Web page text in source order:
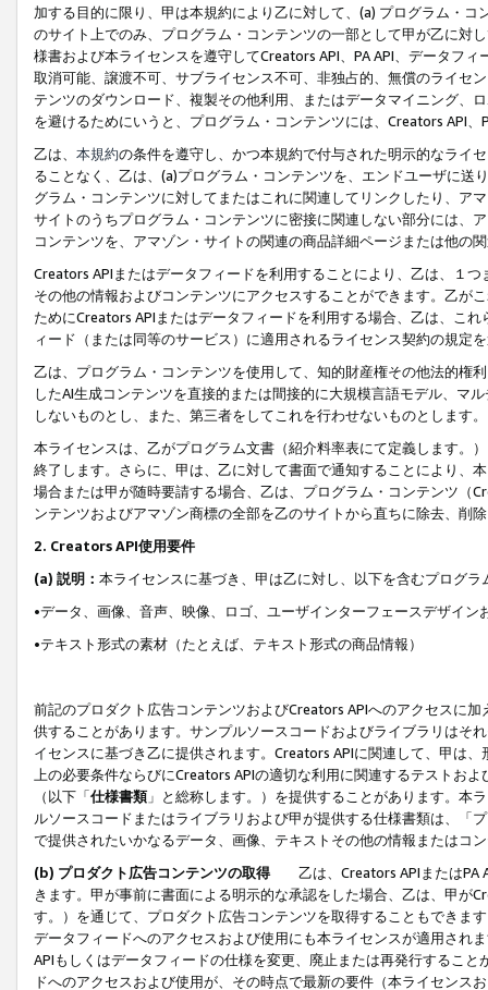
加する目的に限り、甲は本規約により乙に対して、(a) プログラム・
のサイト上でのみ、プログラム・コンテンツの一部として甲が乙に対
様書および本ライセンスを遵守してCreators API、PA API、データフ
取消可能、譲渡不可、サブライセンス不可、非独占的、無償のライセ
テンツのダウンロード、複製その他利用、またはデータマイニング、
を避けるためにいうと、プログラム・コンテンツには、Creators API
乙は、 本規約の条件を遵守し、かつ本規約で付与された明示的なライ
ることなく、乙は、(a)プログラム・コンテンツを、エンドユーザに
グラム・コンテンツに対してまたはこれに関連してリンクしたり、ア
サイトのうちプログラム・コンテンツに密接に関連しない部分には、
コンテンツを、アマゾン・サイトの関連の商品詳細ページまたは他の
Creators APIまたはデータフィードを利用することにより、乙は、１
その他の情報およびコンテンツにアクセスすることができます。乙が
ためにCreators APIまたはデータフィードを利用する場合、乙は、こ
ィード（または同等のサービス）に適用されるライセンス契約の規定
乙は、プログラム・コンテンツを使用して、知的財産権その他法的権
したAI生成コンテンツを直接的または間接的に大規模言語モデル、マ
しないものとし、また、第三者をしてこれを行わせないものとします。
本ライセンスは、乙がプログラム文書（紹介料率表にて定義します。
終了します。さらに、甲は、乙に対して書面で通知することにより、
場合または甲が随時要請する場合、乙は、プログラム・コンテンツ（
ンテンツおよびアマゾン商標の全部を乙のサイトから直ちに除去、削
2. Creators API使用要件
(a) 説明： 本ライセンスに基づき、甲は乙に対し、以下を含むプログ
•データ、画像、音声、映像、ロゴ、ユーザインターフェースデザイ
•テキスト形式の素材（たとえば、テキスト形式の商品情報）
前記のプロダクト広告コンテンツおよびCreators APIへのアクセスに
供することがあります。サンプルソースコードおよびライブラリはそ
イセンスに基づき乙に提供されます。Creators APIに関連して、甲は
上の必要条件ならびにCreators APIの適切な利用に関連するテストお
（以下「仕様書類」と総称します。）を提供することがあります。本
ルソースコードまたはライブラリおよび甲が提供する仕様書類は、「
で提供されたいかなるデータ、画像、テキストその他の情報またはコ
(b) プロダクト広告コンテンツの取得
乙は、Creators APIまたはPA
きます。甲が事前に書面による明示的な承認をした場合、乙は、甲が
す。）を通じて、プロダクト広告コンテンツを取得することもできま
データフィードへのアクセスおよび使用にも本ライセンスが適用され
APIもしくはデータフィードの仕様を変更、廃止または再発行するこ
ドへのアクセスおよび使用が、その時点で最新の要件（本ライセン